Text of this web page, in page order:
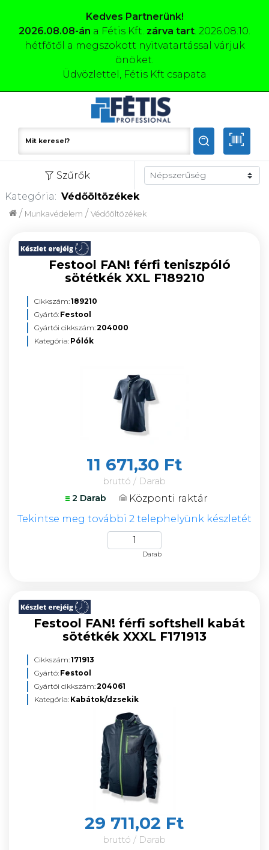
Kedves Partnerünk!
2026.08.08-án a Fétis Kft. zárva tart. 2026.08.10.
hétfőtől a megszokott nyitvatartással várjuk
önöket.
Üdvözlettel, Fétis Kft csapata
Szűrők
Kategória: Védőöltözékek
Védőöltözékek
/
Munkavédelem
/
Festool FAN! férfi teniszpóló
sötétkék XXL F189210
Cikkszám:189210
Gyártó: Festool
Gyártói cikkszám:204000
Kategória: Pólók
11 671,30 Ft
bruttó / Darab
2 Darab
Központi raktár
Tekintse meg további 2 telephelyünk készletét
Darab
Festool FAN! férfi softshell kabát
sötétkék XXXL F171913
Cikkszám:171913
Gyártó: Festool
Gyártói cikkszám:204061
Kategória: Kabátok/dzsekik
29 711,02 Ft
bruttó / Darab